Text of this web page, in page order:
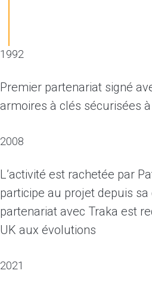
1992
Premier partenariat signé
armoires à clés sécurisées à
2008
L’activité est rachetée par
participe au projet depuis sa
partenariat avec Traka est
UK aux évolutions
2021